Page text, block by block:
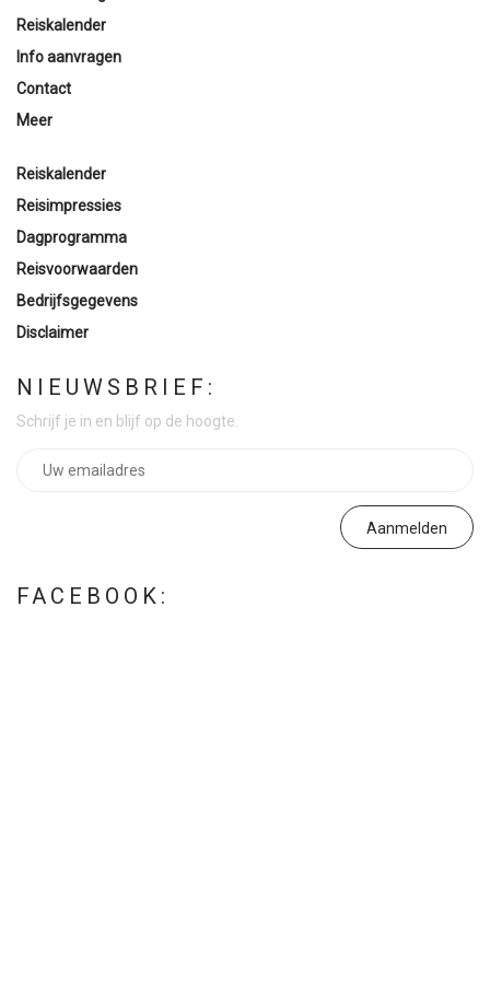
Reiskalender
Info aanvragen
Contact
Meer
Reiskalender
Reisimpressies
Dagprogramma
Reisvoorwaarden
Bedrijfsgegevens
Disclaimer
NIEUWSBRIEF:
Schrijf je in en blijf op de hoogte.
FACEBOOK: